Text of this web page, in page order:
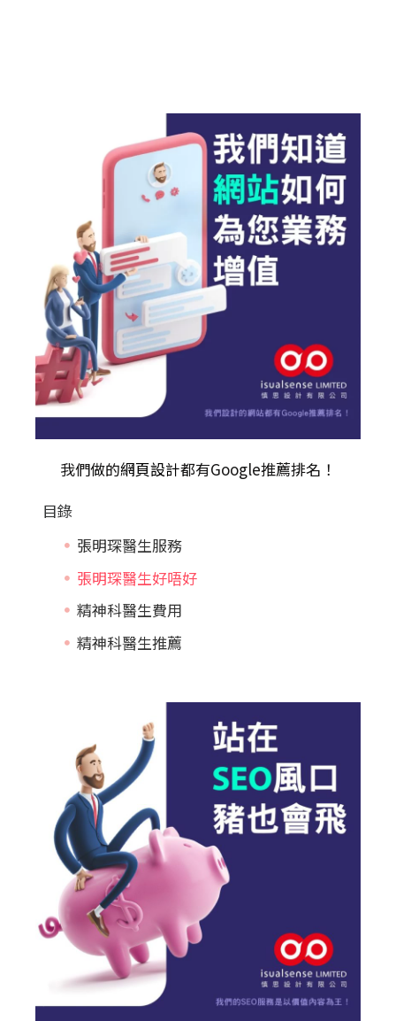
我們做的網頁設計都有Google推薦排名！
目錄
張明琛醫生服務
張明琛醫生好唔好
精神科醫生費用
精神科醫生推薦